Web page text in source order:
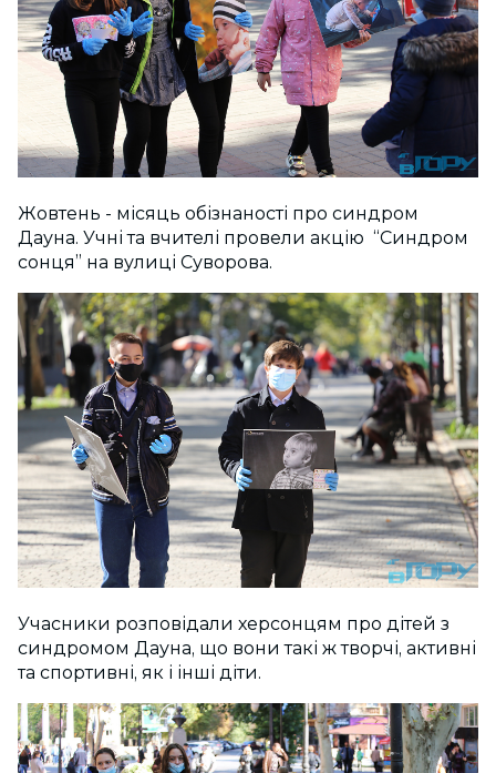
Жовтень - місяць обізнаності про синдром
Дауна. Учні та вчителі провели акцію “Синдром
сонця” на вулиці Суворова.
Учасники розповідали херсонцям про дітей з
синдромом Дауна, що вони такі ж творчі, активні
та спортивні, як і інші діти.